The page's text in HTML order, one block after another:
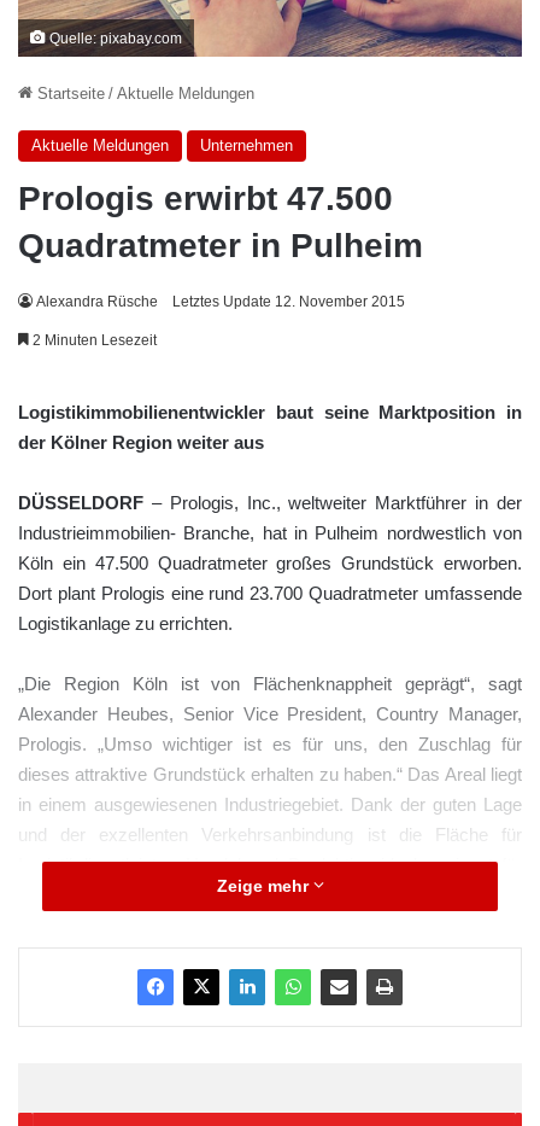
Quelle: pixabay.com
Startseite / Aktuelle Meldungen
Aktuelle Meldungen Unternehmen
Prologis erwirbt 47.500
Quadratmeter in Pulheim
Alexandra Rüsche Letztes Update 12. November 2015
2 Minuten Lesezeit
Logistikimmobilienentwickler baut seine Marktposition in
der Kölner Region weiter aus
DÜSSELDORF – Prologis, Inc., weltweiter Marktführer in der
Industrieimmobilien- Branche, hat in Pulheim nordwestlich von
Köln ein 47.500 Quadratmeter großes Grundstück erworben.
Dort plant Prologis eine rund 23.700 Quadratmeter umfassende
Logistikanlage zu errichten.
„Die Region Köln ist von Flächenknappheit geprägt“, sagt
Alexander Heubes, Senior Vice President, Country Manager,
Prologis. „Umso wichtiger ist es für uns, den Zuschlag für
dieses attraktive Grundstück erhalten zu haben.“ Das Areal liegt
in einem ausgewiesenen Industriegebiet. Dank der guten Lage
und der exzellenten Verkehrsanbindung ist die Fläche für
Logistikdienstleister, Handel und Produktion ideal geeignet für
eine Ansiedlung im Ballungsraum von Köln.
ARKM.marketing
Zeige mehr